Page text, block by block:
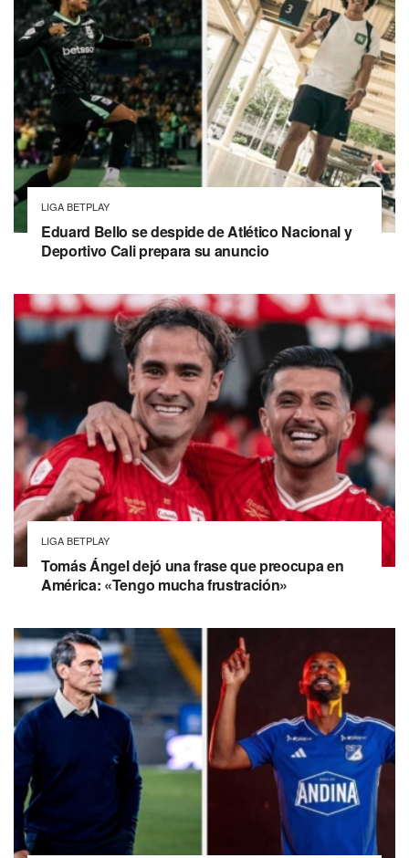
LIGA BETPLAY
Eduard Bello se despide de Atlético Nacional y
Deportivo Cali prepara su anuncio
LIGA BETPLAY
Tomás Ángel dejó una frase que preocupa en
América: «Tengo mucha frustración»